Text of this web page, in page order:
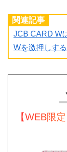
関連記事
JCB CARD W
Wを激押しす
【WEB限